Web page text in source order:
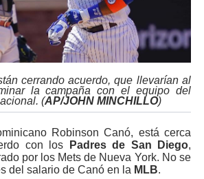
cerrando acuerdo, que llevarían al
la campaña con el equipo del
(AP/JOHN MINCHILLO)
Robinson Canó, está cerca
con los
Padres de San Diego,
por los Mets de Nueva York. No se
del salario de Canó en la MLB.